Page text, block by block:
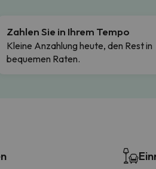
Zahlen Sie in Ihrem Tempo
Kleine Anzahlung heute, den Rest in
bequemen Raten.